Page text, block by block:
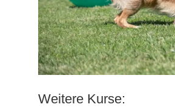
Weitere Kurse: